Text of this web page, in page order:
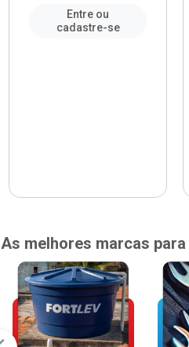
Entre ou
cadastre-se
As melhores marcas